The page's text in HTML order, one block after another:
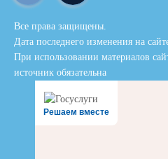
Все права защищены.
Дата последнего изменения на
При использовании материалов
источник обязательна
Решаем вместе